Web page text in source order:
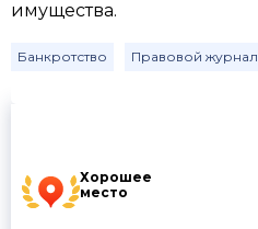
Хорошее
место
имущества.
Банкротство Правовой журнал